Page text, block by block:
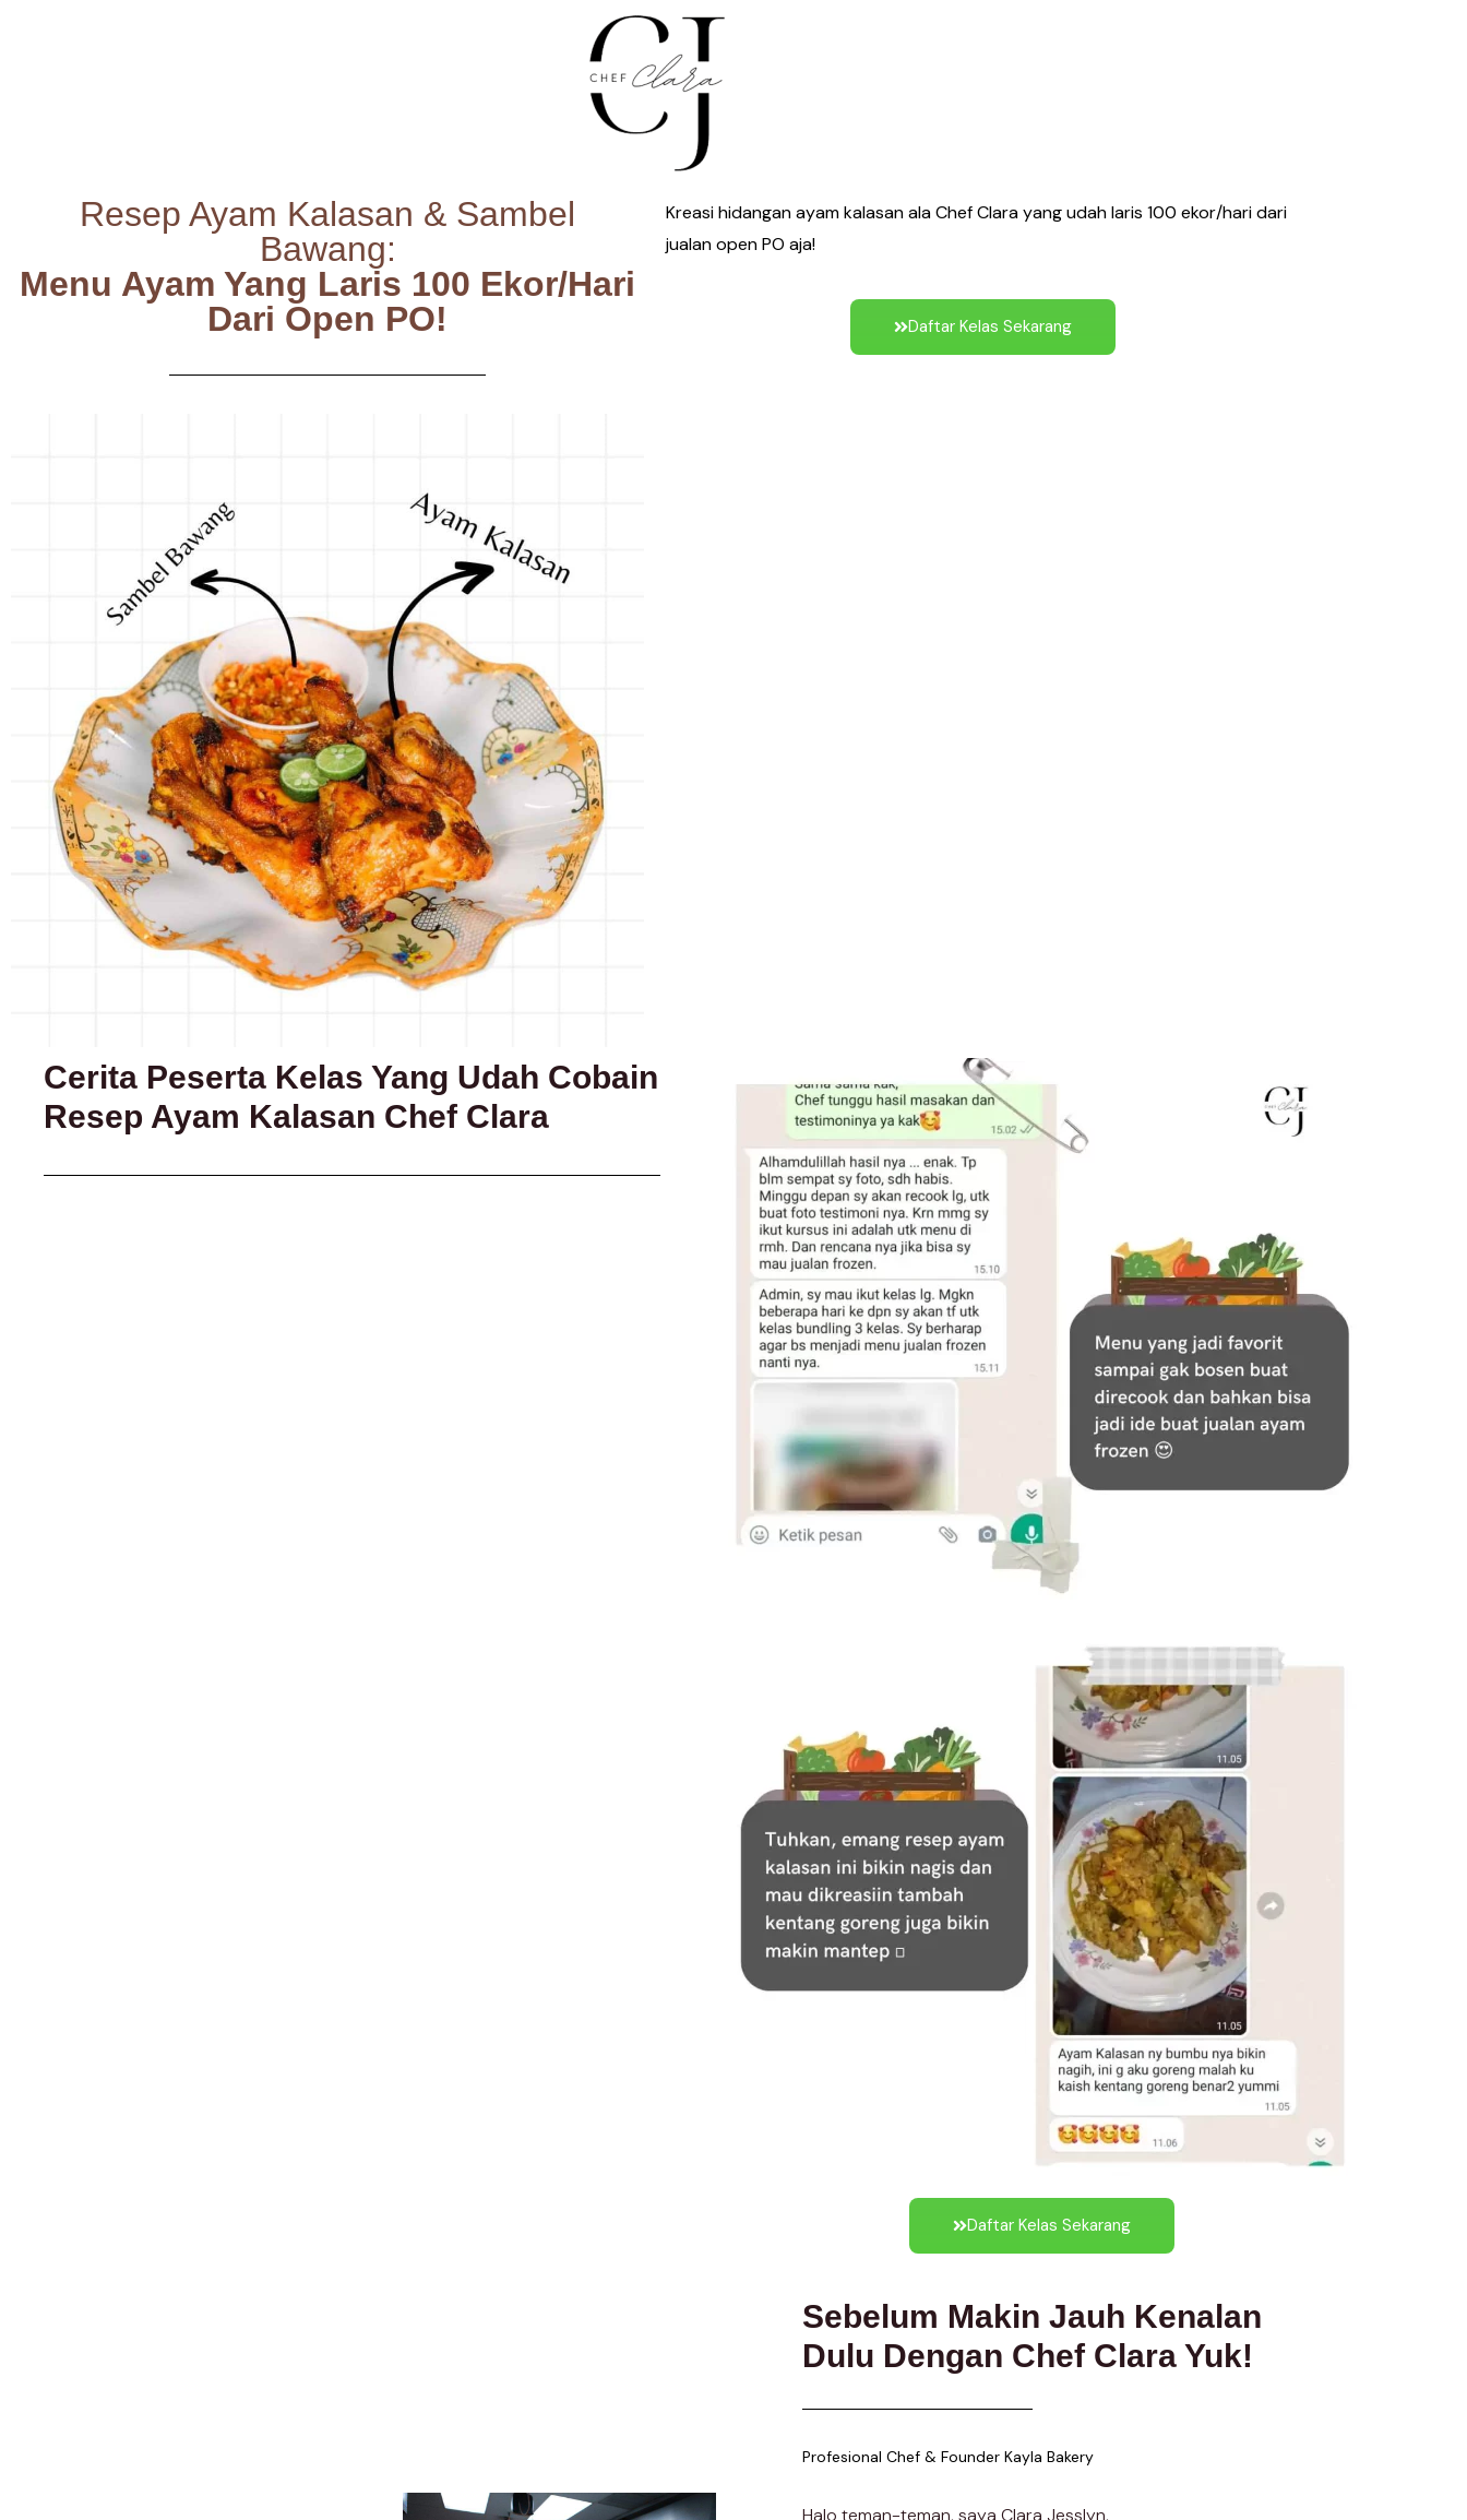
Resep Ayam Kalasan & Sambel
Bawang:
Menu Ayam Yang Laris 100 Ekor/Hari
Dari Open PO!
Kreasi hidangan ayam kalasan ala Chef Clara yang udah laris 100 ekor/hari dari
jualan open PO aja!
Daftar Kelas Sekarang
Cerita Peserta Kelas Yang Udah Cobain
Resep Ayam Kalasan Chef Clara
Daftar Kelas Sekarang
Sebelum Makin Jauh Kenalan
Dulu Dengan Chef Clara Yuk!
Profesional Chef & Founder Kayla Bakery